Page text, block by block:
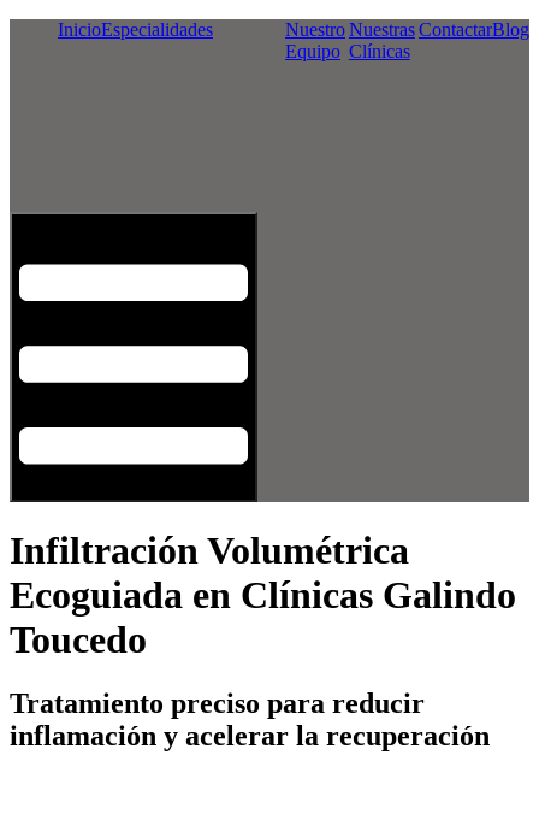
InicioEspecialidades
Nuestro
Equipo
Nuestras
Clínicas
ContactarBlog
Infiltración Volumétrica
Ecoguiada en Clínicas Galindo
Toucedo
Tratamiento preciso para reducir
inflamación y acelerar la recuperación